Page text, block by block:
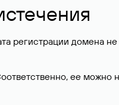
регистрации домена
ее можно